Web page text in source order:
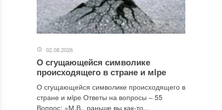
02.08.2026
О сгущающейся символике
происходящего в стране и мiре
О сгущающейся символике происходящего в
стране и мiре Ответы на вопросы ‒ 55
Вопрос: «М.В., раньше вы как-то...